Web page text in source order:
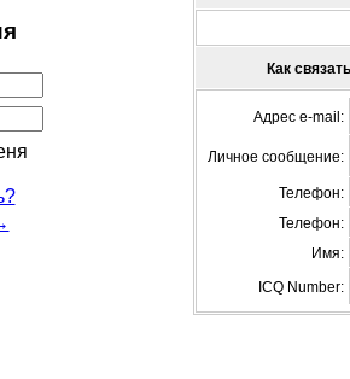
Как
Адрес e-mail:
Личное сообщение:
Телефон:
Телефон:
Имя:
ICQ Number: